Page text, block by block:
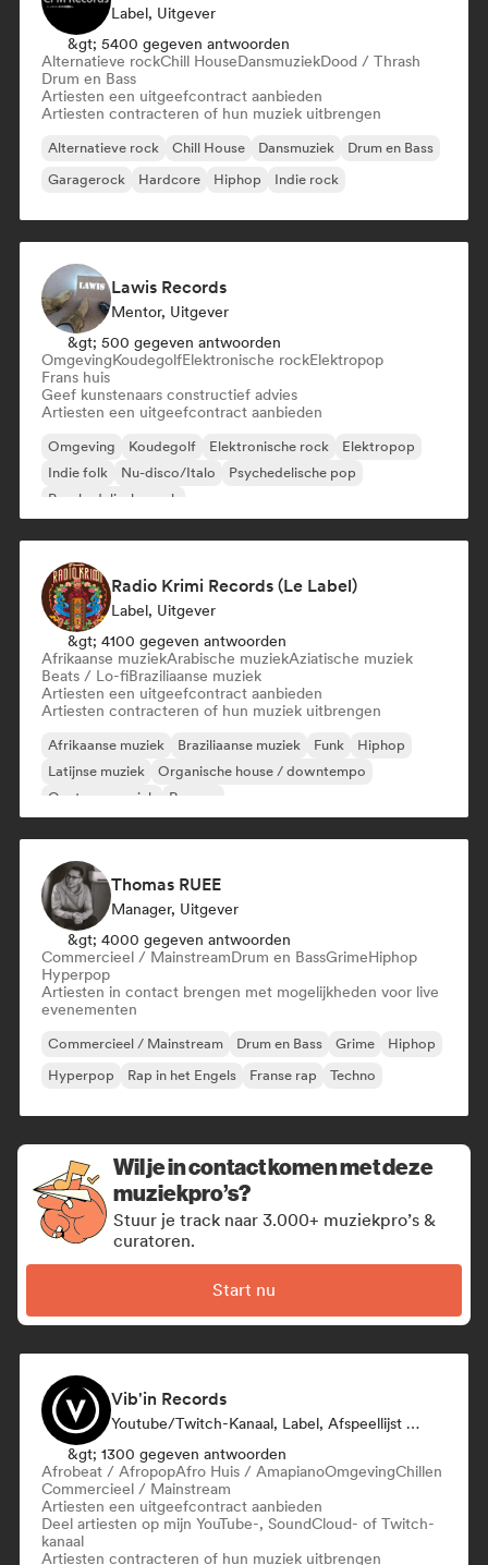
Label, Uitgever
&gt; 5400 gegeven antwoorden
Alternatieve rockChill HouseDansmuziekDood / Thrash
Drum en Bass
Artiesten een uitgeefcontract aanbieden
Artiesten contracteren of hun muziek uitbrengen
Alternatieve rock Chill House Dansmuziek
Drum en Bass
Garagerock
Hardcore Hiphop Indie rock
Lawis Records
Mentor, Uitgever
&gt; 500 gegeven antwoorden
OmgevingKoudegolfElektronische rockElektropop
Frans huis
Geef kunstenaars constructief advies
Artiesten een uitgeefcontract aanbieden
Omgeving Koudegolf Elektronische rock
Elektropop
Indie folk
Nu-disco/Italo
Psychedelische pop
Psychedelische rock
Radio Krimi Records (Le Label)
Label, Uitgever
&gt; 4100 gegeven antwoorden
Afrikaanse muziekArabische muziekAziatische muziek
Beats / Lo-fiBraziliaanse muziek
Artiesten een uitgeefcontract aanbieden
Artiesten contracteren of hun muziek uitbrengen
Afrikaanse muziek Braziliaanse muziek Funk
Hiphop
Latijnse muziek
Organische house / downtempo
Oosterse muziek
Reggae
Thomas RUEE
Manager, Uitgever
&gt; 4000 gegeven antwoorden
Commercieel / MainstreamDrum en BassGrimeHiphop
Hyperpop
Artiesten in contact brengen met mogelijkheden voor live
evenementen
Commercieel / Mainstream Drum en Bass Grime
Hiphop
Hyperpop
Rap in het Engels Franse rap Techno
Wil je in contact komen met deze
muziekpro’s?
Stuur je track naar 3.000+ muziekpro’s &
curatoren.
Start nu
Vib'in Records
Youtube/Twitch-Kanaal, Label, Afspeellijst Curator, Uitgever
&gt; 1300 gegeven antwoorden
Afrobeat / AfropopAfro Huis / AmapianoOmgevingChillen
Commercieel / Mainstream
Artiesten een uitgeefcontract aanbieden
Deel artiesten op mijn YouTube-, SoundCloud- of Twitch-
kanaal
Artiesten contracteren of hun muziek uitbrengen